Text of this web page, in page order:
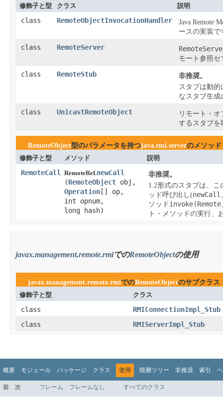
修飾子と型
クラス 説明
class RemoteObjectInvocationHandler
Java Remote
ースの実装で
class RemoteServer
モート参照セ
class RemoteStub
非推奨。
スタブは動的
なスタブ生成
class UnicastRemoteObject
リモート・
するスタブを
RemoteObject型のパラメータを持つjava.rmi.serverのメソッド
修飾子と型
メソッド 説明
RemoteCall RemoteRef.newCall
(RemoteObject obj,
Operation [] op,
int opnum,
long hash)
非推奨。
1.2形式のスタブは、
ッド呼び出し(newCall
ソッド
ト・メソッドの実行、
javax.management.remote.rmiでのRemoteObjectの使用
javax.management.remote.rmiでのRemoteObjectのサブクラス
修飾子と型
クラス
class
RMIConnectionImpl_Stub
class
RMIServerImpl_Stub
概要 モジュール パッケージ クラス 使用 階層ツリー 非推奨 索引
前 次 フレーム フレームなし すべてのクラス